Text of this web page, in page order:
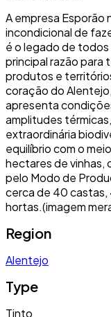
A empresa Esporão
incondicional de
é o legado de todos
principal razão para
produtos e
coração do
apresenta
amplitudes
extraordinária
equilíbrio com o
hectares de vinhas,
pelo Modo de
cerca de 40 castas,
hortas.(imagem
Region
Alentejo
Type
Tinto